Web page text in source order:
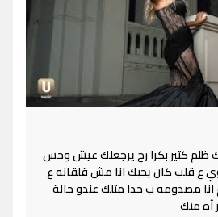
ظلم كتير بكرا رح يرجعلك عيش وحس
ع قلب كان يحبك انا مش قلقانه ع
انا مصدومه ب حدا متلك عندو حالة
آه منك